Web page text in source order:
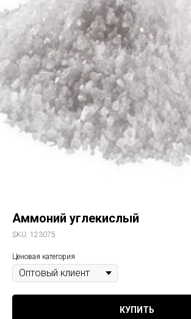
Аммоний углекислый
SKU: 123075
Ценовая категория
КУПИТЬ